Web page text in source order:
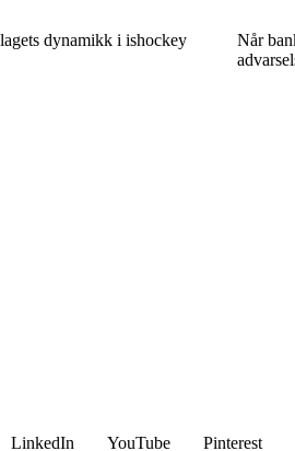
dynamikk i ishockey
Når
LinkedIn YouTube Pinterest